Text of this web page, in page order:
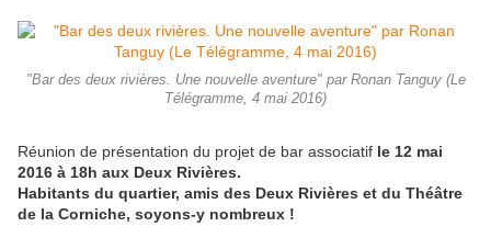
"Bar des deux rivières. Une nouvelle aventure" par Ronan Tanguy (Le
Télégramme, 4 mai 2016)
Réunion de présentation du projet de bar associatif le 12 mai
2016 à 18h aux Deux Rivières.
Habitants du quartier, amis des Deux Rivières et du Théâtre
de la Corniche, soyons-y nombreux !